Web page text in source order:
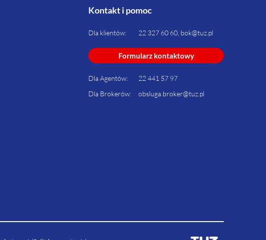
Kontakt i pomoc
Dla klientów: 22 327 60 60, bok@tuz.pl
Formularz kontaktowy
Dla Agentów:
22 441 57 97
Dla Brokerów:
obsluga.broker@tuz.pl